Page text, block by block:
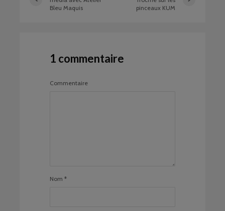
Bleu Maquis
pinceaux KUM
1 commentaire
Commentaire
Nom *